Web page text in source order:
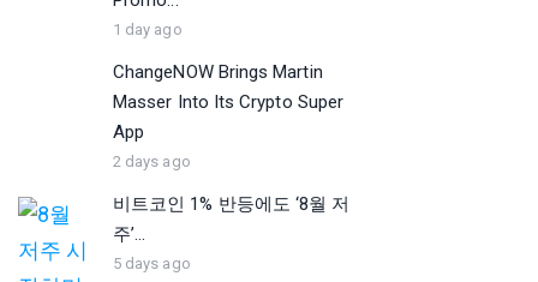
1 day ago
ChangeNOW Brings Martin
Masser Into Its Crypto Super
App
2 days ago
비트코인 1% 반등에도 ‘8월 저
주’...
5 days ago